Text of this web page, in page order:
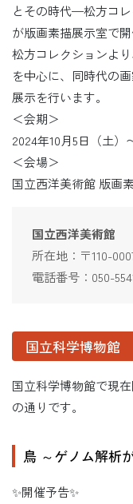
とその時代—松方コレ
が版画素描展示室で開
松方コレクションよ
を中心に、同時代の
展示を行います。
＜会期＞
2024年10月5日（土）
＜会場＞
国立西洋美術館 版画
国立西洋美術館
所在地：〒110-
電話番号：050-
国立科学博物館
国立科学博物館で現
の通りです。
鳥 ～ゲノム解析
✨開催予告✨